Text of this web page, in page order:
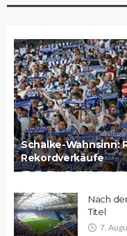
Schalke-Wahnsinn:
Rekordverkäufe
Nach
Titel
7.